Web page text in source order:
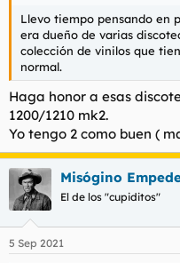
Llevo tiempo pensando en
era dueño de varias
colección de vinilos que
normal.
Haga honor a esas
1200/1210 mk2.
Yo tengo 2 como buen (
Misógino
El de los "cupiditos"
5 Sep 2021